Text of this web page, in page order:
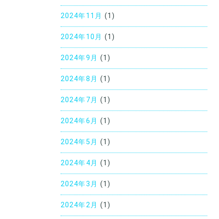
2024年11月 (1)
2024年10月 (1)
2024年9月 (1)
2024年8月 (1)
2024年7月 (1)
2024年6月 (1)
2024年5月 (1)
2024年4月 (1)
2024年3月 (1)
2024年2月 (1)